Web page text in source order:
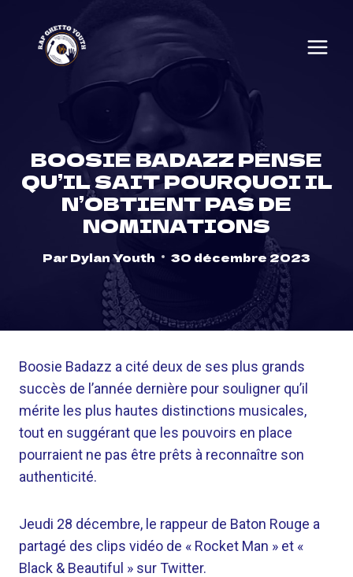
content
BOOSIE BADAZZ PENSE
QU’IL SAIT POURQUOI IL
N’OBTIENT PAS DE
NOMINATIONS
ParDylan Youth 30 décembre 2023
Boosie Badazz a cité deux de ses plus grands
succès de l’année dernière pour souligner qu’il
mérite les plus hautes distinctions musicales,
tout en suggérant que les pouvoirs en place
pourraient ne pas être prêts à reconnaître son
authenticité.
Jeudi 28 décembre, le rappeur de Baton Rouge a
partagé des clips vidéo de « Rocket Man » et «
Black & Beautiful » sur Twitter.